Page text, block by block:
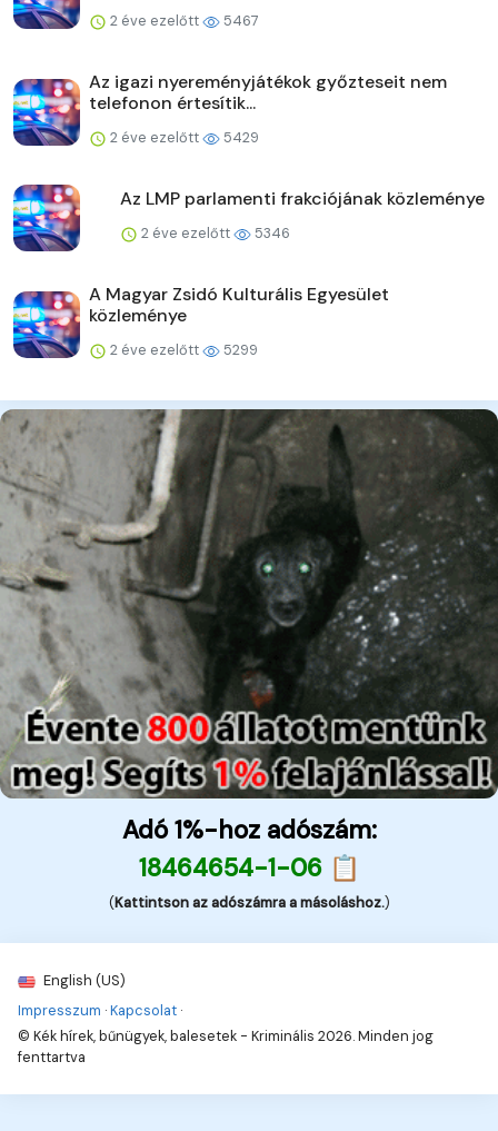
2 éve ezelőtt 5467
Az igazi nyereményjátékok győzteseit nem
telefonon értesítik...
2 éve ezelőtt 5429
Az LMP parlamenti frakciójának közleménye
2 éve ezelőtt 5346
A Magyar Zsidó Kulturális Egyesület
közleménye
2 éve ezelőtt 5299
Adó 1%-hoz adószám:
18464654-1-06 📋
(Kattintson az adószámra a másoláshoz.)
English (US)
Impresszum ·Kapcsolat ·
© Kék hírek, bűnügyek, balesetek - Kriminális 2026. Minden jog
fenttartva